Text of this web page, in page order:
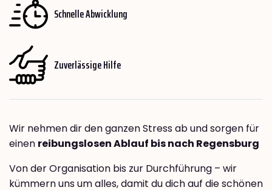
Schnelle Abwicklung
Zuverlässige Hilfe
Wir nehmen dir den ganzen Stress ab und sorgen für
einen reibungslosen Ablauf bis nach Regensburg
Von der Organisation bis zur Durchführung – wir
kümmern uns um alles, damit du dich auf die schönen